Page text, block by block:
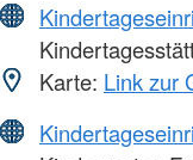
Karte: Link zur